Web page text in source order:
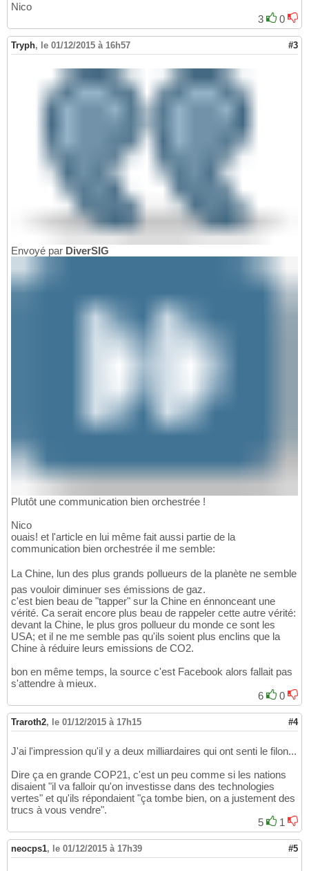
Nico
3
0
Tryph, le 01/12/2015 à 16h57 #3
Envoyé par DiverSIG
Plutôt une communication bien orchestrée !
Nico
ouais! et l'article en lui même fait aussi partie de la
communication bien orchestrée il me semble:
La Chine, lun des plus grands pollueurs de la planète ne semble
pas vouloir diminuer ses émissions de gaz.
c'est bien beau de "tapper" sur la Chine en énnonceant une
vérité. Ca serait encore plus beau de rappeler cette autre vérité:
devant la Chine, le plus gros pollueur du monde ce sont les
USA; et il ne me semble pas qu'ils soient plus enclins que la
Chine à réduire leurs emissions de CO2.
bon en même temps, la source c'est Facebook alors fallait pas
s'attendre à mieux.
6
0
Traroth2, le 01/12/2015 à 17h15 #4
J'ai l'impression qu'il y a deux milliardaires qui ont senti le filon...
Dire ça en grande COP21, c'est un peu comme si les nations
disaient "il va falloir qu'on investisse dans des technologies
vertes" et qu'ils répondaient "ça tombe bien, on a justement des
trucs à vous vendre".
5
1
neocps1, le 01/12/2015 à 17h39 #5